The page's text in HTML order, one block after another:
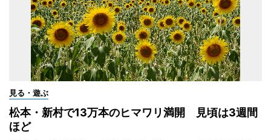
見る・遊ぶ
松本・新村で13万本のヒマワリ満開 見頃は3週間
ほど